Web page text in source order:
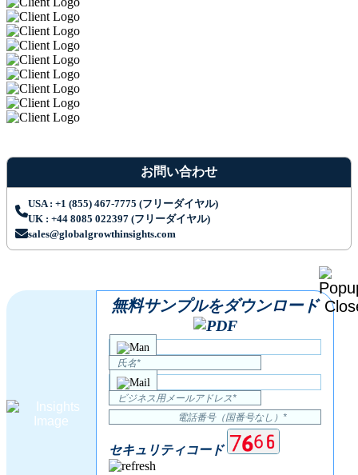
お問い合わせ
USA : +1 (855) 467-7775 (フリーダイヤル)
UK : +44 8085 022397 (フリーダイヤル)
sales@globalgrowthinsights.com
無料サンプルをダウンロード
セキュリティコード